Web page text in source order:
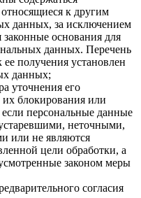
к другим
данных, за исключением
законные основания для
данных. Перечень
получения установлен
данных;
уточнения его
блокирования или
персональные данные
неточными,
или не являются
цели обработки, а
законом меры
согласия